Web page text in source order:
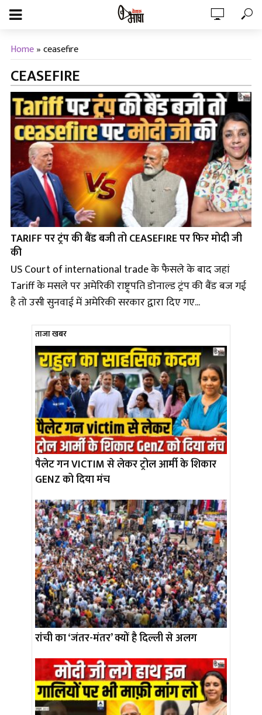
Home»ceasefire
CEASEFIRE
TARIFF पर ट्रंप की बैंड बजी तो CEASEFIRE पर फिर मोदी जी
की
US Court of international trade के फैसले के बाद जहां
Tariff के मसले पर अमेरिकी राष्ट्र्पति डोनाल्ड ट्रंप की बैंड बज गई
है तो उसी सुनवाई में अमेरिकी सरकार द्वारा दिए गए...
ताजा खबर
पैलेट गन VICTIM से लेकर ट्रोल आर्मी के शिकार
GENZ को दिया मंच
रांची का ‘जंतर-मंतर’ क्यों है दिल्ली से अलग